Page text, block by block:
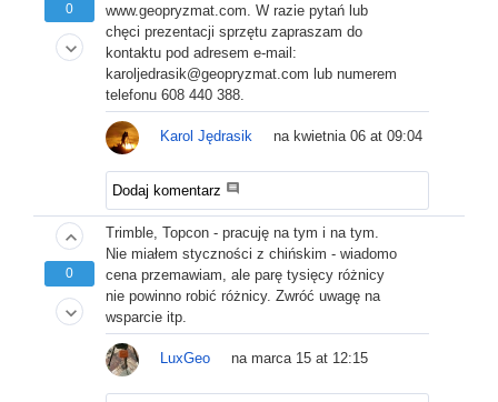
0
keyboard_arrow_down
www.geopryzmat.com. W razie pytań lub
chęci prezentacji sprzętu zapraszam do
kontaktu pod adresem e-mail:
karoljedrasik@geopryzmat.com lub numerem
telefonu 608 440 388.
Karol Jędrasik na kwietnia 06 at 09:04
Dodaj komentarz comment
keyboard_arrow_up
0
keyboard_arrow_down
Trimble, Topcon - pracuję na tym i na tym.
Nie miałem styczności z chińskim - wiadomo
cena przemawiam, ale parę tysięcy różnicy
nie powinno robić różnicy. Zwróć uwagę na
wsparcie itp.
LuxGeo na marca 15 at 12:15